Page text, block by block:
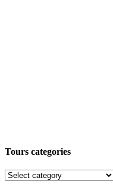
Tours categories